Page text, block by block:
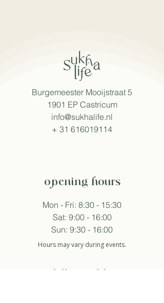
Burgemeester Mooijstraat 5
1901 EP Castricum
info@sukhalife.nl
+ 31 616019114
opening hours
Mon - Fri: 8:30 - 15:30
Sat: 9:00 - 16:00
Sun: 9:30 - 16:00
Hours may vary during events.
follow sukha